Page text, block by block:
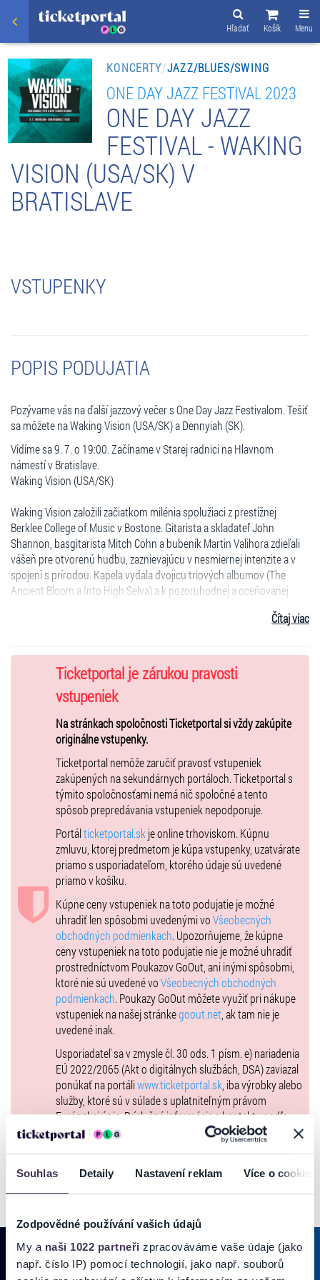
Souhlas Detaily Nastavení reklam Více o cookies
Zodpovědné používání vašich údajů
My a naši 1022 partneři zpracováváme vaše údaje (jako
např. číslo IP) pomocí technologií, jako např. souborů
Menu
Košík
Hľadať
KONCERTY/JAZZ/BLUES/SWING
ONE DAY JAZZ FESTIVAL 2023
ONE DAY JAZZ
FESTIVAL - WAKING
VISION (USA/SK) V
BRATISLAVE
VSTUPENKY
POPIS PODUJATIA
Pozývame vás na ďalší jazzový večer s One Day Jazz Festivalom. Tešiť
sa môžete na Waking Vision (USA/SK) a Dennyiah (SK).
Vidíme sa 9. 7. o 19:00. Začíname v Starej radnici na Hlavnom
námestí v Bratislave.
Waking Vision (USA/SK)
Waking Vision založili začiatkom milénia spolužiaci z prestížnej
Berklee College of Music v Bostone. Gitarista a skladateľ John
Shannon, basgitarista Mitch Cohn a bubeník Martin Valihora zdieľali
vášeň pre otvorenú hudbu, zaznievajúcu v nesmiernej intenzite a v
spojení s prírodou. Kapela vydala dvojicu triových albumov (The
Ancient Bloom a Into High Selva) a k pozoruhodnej a oceňovanej
analógových syntetizátoroch Petra Stolzmana. Waking Vision
priaznivcov. Aktuálnym členom tria je newyorský kontrabasista Peter
Slavov a táto zostava momentálne pracuje na svojom štvrtom
https://www.youtube.com/watch?v=Xiqe9w7yztk...
John Shannon – gitara
Peter Slavov – kontrabas
Martin Valihora – bicie nástroje
Dennyiah (SK)
Dennyiah je slovenské multižánrové duo, ktoré sa vo svojej tvorbe
necháva inšpirovať indie-popom, country, soulom a blues. Košický
tandem tvorí speváčka Denisa ´Denny´ Gajarská a gitarista Ľuboš
Šoltés. Poznávacím znamením dvojice sú nielen kučeravé ryšavé
vlasy Denisy Gajarskej, ale predovšetkým intenzita jej hlasu a
presvedčivosť. Zoskupenie vydalo v roku 2020 svoj debutový album
Human Aspect a predstavilo sa na viacerých domácich podujatiach.
Popularitu si získala ich skladba Kingdom, ktorej videoklip vznikal na
pobreží Škótska.
https://www.youtube.com/watch?v=kYpd2RqJX6M...
Denisa ´Denny´ Gajarská – spev
Ľuboš Šoltés – akustická gitara
https://www.dennyiah.com/
Z verejných zdrojov podporil Fond na podporu umenia, ktorý je
Podujatie je možné realizovať aj vďaka finančnej podpore Tipos.
Čítaj viac
Ticketportal je zárukou pravosti
vstupeniek
Na stránkach spoločnosti Ticketportal si vždy zakúpite
originálne vstupenky.
Ticketportal nemôže zaručiť pravosť vstupeniek
zakúpených na sekundárnych portáloch. Ticketportal s
týmito spoločnosťami nemá nič spoločné a tento
spôsob prepredávania vstupeniek nepodporuje.
Portálticketportal.sk je online trhoviskom. Kúpnu
zmluvu, ktorej predmetom je kúpa vstupenky, uzatvárate
priamo s usporiadateľom, ktorého údaje sú uvedené
priamo v košíku.
Kúpne ceny vstupeniek na toto podujatie je možné
uhradiť len spôsobmi uvedenými voVšeobecných
obchodných podmienkach. Upozorňujeme, že kúpne
ceny vstupeniek na toto podujatie nie je možné uhradiť
prostredníctvom Poukazov GoOut, ani inými spôsobmi,
ktoré nie sú uvedené voVšeobecných obchodných
podmienkach. Poukazy GoOut môžete využiť pri nákupe
vstupeniek na našej stránkegoout.net , ak tam nie je
uvedené inak.
Usporiadateľ sa v zmysle čl. 30 ods. 1 písm. e) nariadenia
EÚ 2022/2065 (Akt o digitálnych službách, DSA) zaviazal
ponúkať na portáliwww.ticketportal.sk , iba výrobky alebo
služby, ktoré sú v súlade s uplatniteľným právom
Európskej únie. Príslušné informácie a kontakty podľa
DSA nájdete na stránke